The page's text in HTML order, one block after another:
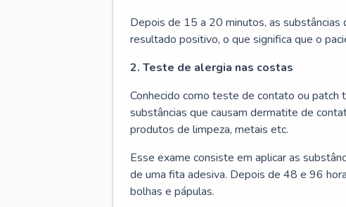
Depois de 15 a 20 minutos, as substâncias
resultado positivo, o que significa que o
2. Teste de alergia nas costas
Conhecido como teste de contato ou patch
substâncias que causam dermatite de
produtos de limpeza, metais etc.
Esse exame consiste em aplicar as
de uma fita adesiva. Depois de 48 e 96
bolhas e pápulas.